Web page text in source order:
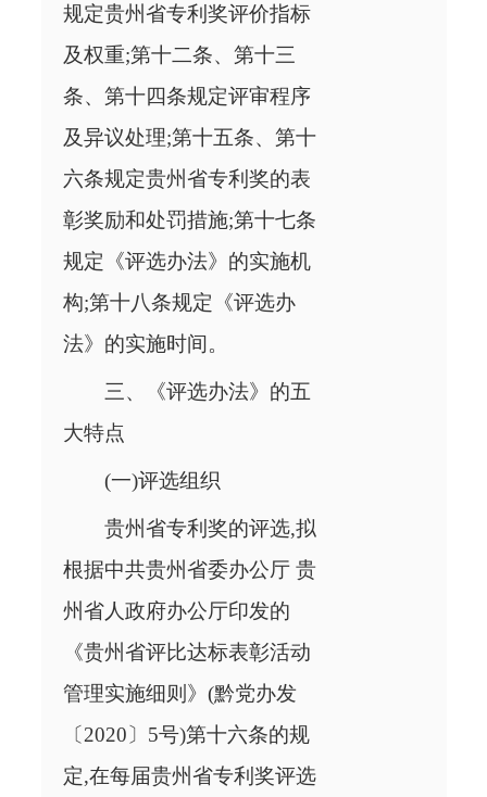
规定贵州省专利奖评价指标
及权重;第十二条、第十三
条、第十四条规定评审程序
及异议处理;第十五条、第十
六条规定贵州省专利奖的表
彰奖励和处罚措施;第十七条
规定《评选办法》的实施机
构;第十八条规定《评选办
法》的实施时间。
三、《评选办法》的五
大特点
(一)评选组织
贵州省专利奖的评选,拟
根据中共贵州省委办公厅 贵
州省人政府办公厅印发的
《贵州省评比达标表彰活动
管理实施细则》(黔党办发
〔2020〕5号)第十六条的规
定,在每届贵州省专利奖评选